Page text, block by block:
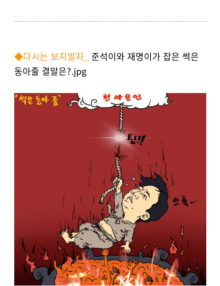
◆다시는 보지말자
준석이와 재명이가 잡은 썩은
동아줄 결말은?.jpg